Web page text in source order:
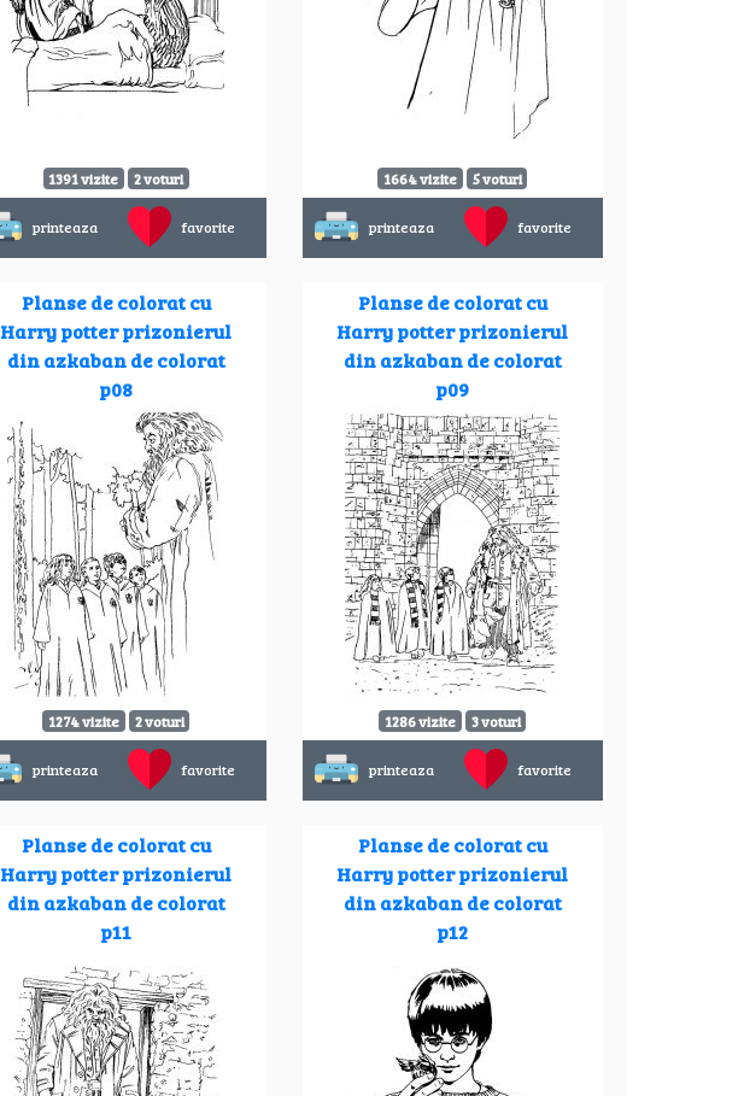
1391 vizite 2 voturi
printeaza favorite
1664 vizite 5 voturi
printeaza favorite
Planse de colorat cu
Harry potter prizonierul
din azkaban de colorat
p08
1274 vizite 2 voturi
printeaza favorite
Planse de colorat cu
Harry potter prizonierul
din azkaban de colorat
p09
1286 vizite 3 voturi
printeaza favorite
Planse de colorat cu
Harry potter prizonierul
din azkaban de colorat
p11
Planse de colorat cu
Harry potter prizonierul
din azkaban de colorat
p12